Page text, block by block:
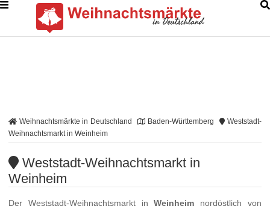
Weihnachtsmärkte in Deutschland Baden-Württemberg
Weststadt-
Weihnachtsmarkt in Weinheim
Weststadt-Weihnachtsmarkt in
Weinheim
Der Weststadt-Weihnachtsmarkt inWeinheim nordöstlich von